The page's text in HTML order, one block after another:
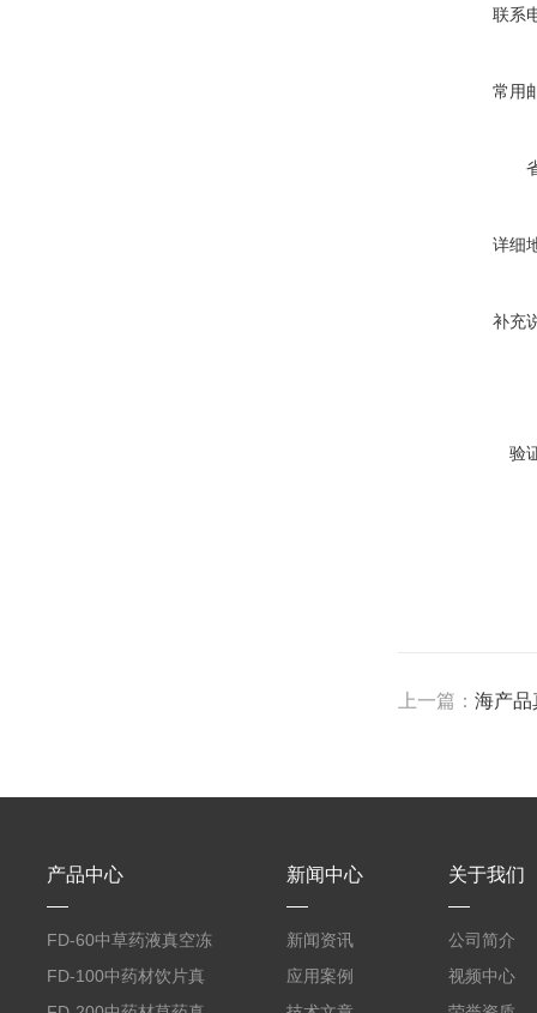
联系
常用
详细
补充
验
上一篇：海产品
产品中心
FD-60中草药液真空冻
干机
FD-100中药材饮片真
新闻中心
新闻资讯
应用案例
关于我们
公司简介
视频中心